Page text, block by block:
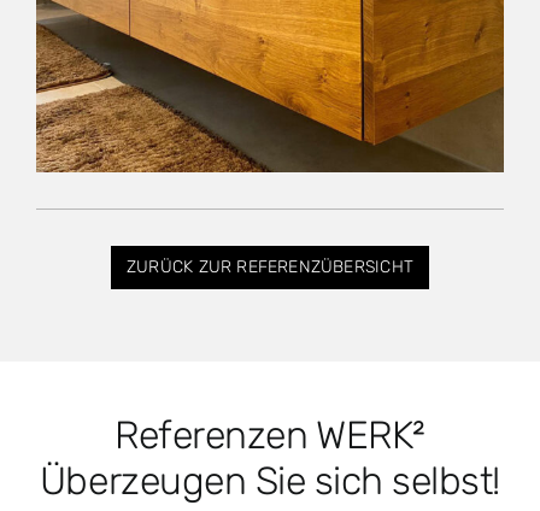
ZURÜCK ZUR REFERENZÜBERSICHT
Referenzen WERK²
Überzeugen Sie sich selbst!